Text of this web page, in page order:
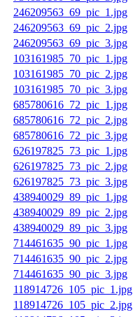
246209563_69_pic_1.jpg
246209563_69_pic_2.jpg
246209563_69_pic_3.jpg
103161985_70_pic_1.jpg
103161985_70_pic_2.jpg
103161985_70_pic_3.jpg
685780616_72_pic_1.jpg
685780616_72_pic_2.jpg
685780616_72_pic_3.jpg
626197825_73_pic_1.jpg
626197825_73_pic_2.jpg
626197825_73_pic_3.jpg
438940029_89_pic_1.jpg
438940029_89_pic_2.jpg
438940029_89_pic_3.jpg
714461635_90_pic_1.jpg
714461635_90_pic_2.jpg
714461635_90_pic_3.jpg
118914726_105_pic_1.jpg
118914726_105_pic_2.jpg